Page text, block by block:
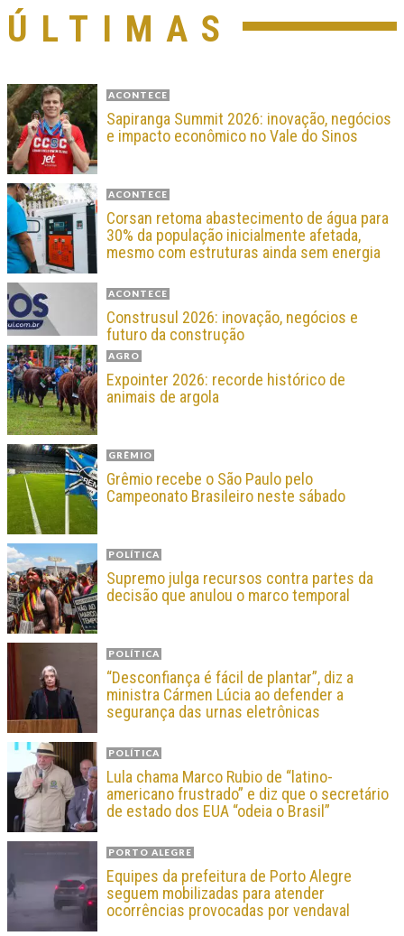
ÚLTIMAS
ACONTECE
Sapiranga Summit 2026: inovação, negócios
e impacto econômico no Vale do Sinos
ACONTECE
Corsan retoma abastecimento de água para
30% da população inicialmente afetada,
mesmo com estruturas ainda sem energia
ACONTECE
Construsul 2026: inovação, negócios e
futuro da construção
AGRO
Expointer 2026: recorde histórico de
animais de argola
GRÊMIO
Grêmio recebe o São Paulo pelo
Campeonato Brasileiro neste sábado
POLÍTICA
Supremo julga recursos contra partes da
decisão que anulou o marco temporal
POLÍTICA
“Desconfiança é fácil de plantar”, diz a
ministra Cármen Lúcia ao defender a
segurança das urnas eletrônicas
POLÍTICA
Lula chama Marco Rubio de “latino-
americano frustrado” e diz que o secretário
de estado dos EUA “odeia o Brasil”
PORTO ALEGRE
Equipes da prefeitura de Porto Alegre
seguem mobilizadas para atender
ocorrências provocadas por vendaval